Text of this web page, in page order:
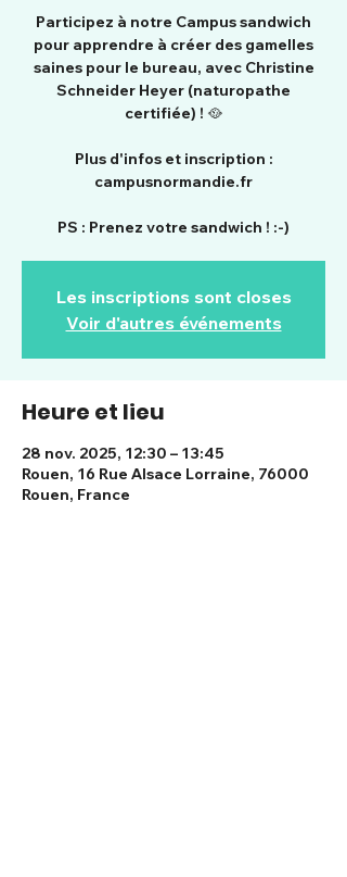
Participez à notre Campus sandwich
pour apprendre à créer des gamelles
saines pour le bureau, avec Christine
Schneider Heyer (naturopathe
certifiée) ! 🥘
Plus d'infos et inscription :
campusnormandie.fr
PS : Prenez votre sandwich ! :-)
Les inscriptions sont closes
Voir d'autres événements
Heure et lieu
28 nov. 2025, 12:30 – 13:45
Rouen, 16 Rue Alsace Lorraine, 76000
Rouen, France